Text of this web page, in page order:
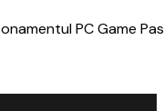
PC Game